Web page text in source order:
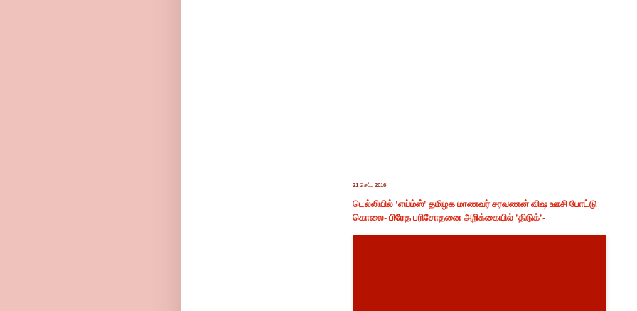
21 செப்., 2016
டெல்லியில் 'எய்ம்ஸ்' தமிழக மாணவர் சரவணன் விஷ ஊசி போட்டு
கொலை- பிரேத பரிசோதனை அறிக்கையில் 'திடுக்'-